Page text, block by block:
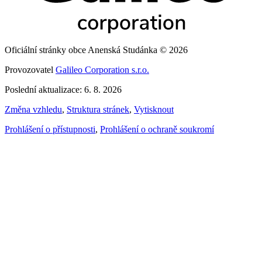
Oficiální stránky obce Anenská Studánka © 2026
Provozovatel Galileo Corporation s.r.o.
Poslední aktualizace: 6. 8. 2026
Změna vzhledu, Struktura stránek, Vytisknout
Prohlášení o přístupnosti, Prohlášení o ochraně soukromí